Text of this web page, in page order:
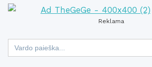
Reklama
Search
for: